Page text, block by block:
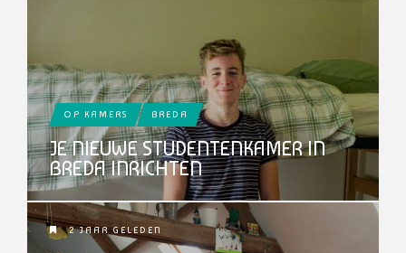
OP KAMERS BREDA
JE NIEUWE STUDENTENKAMER IN
BREDA INRICHTEN
2 JAAR GELEDEN